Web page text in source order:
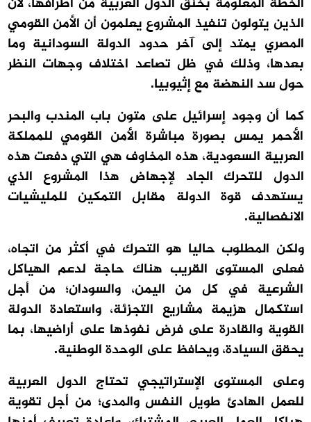
الذين يتولون تنفيذ المشروع يعلمون أن الأمن القومي
المصري يمتد إلى آخر حدود الدولة السودانية وما
بعدها، وذلك في ظل تصاعد اختلاف وجهات النظر
حول سد النهضة مع إثيوبيا.
كما أن وجود إسرائيل على متون باب المندب والبحر
الأحمر يمس بصورة مباشرة الأمن القومي للمملكة
العربية السعودية، هذه المخاوف هي التي دفعت هذه
الدول للتحرك الجاد لإجهاض هذا المشروع الذي
يستهدف قوة الدولة مقابل التمكين للمليشيات
الانفصالية.
ولكن المطلوب حاليا هو التحرك في أكثر من اتجاه،
فعلى المستوى القريب هناك حاجة لدعم الهياكل
الشرعية في كل من اليمن، والسودان؛ من أجل
استكمال هزيمة مشاريع التجزئة، واستعادة الدولة
القوية والقادرة على فرض نفوذها على أراضيها، بما
يحقق السيادة، ويحافظ على الوحدة الوطنية.
وعلى المستوى الإستراتيجي تحتاج الدول العربية
للعمل الهادئ طويل النفس والمدى؛ من أجل تقوية